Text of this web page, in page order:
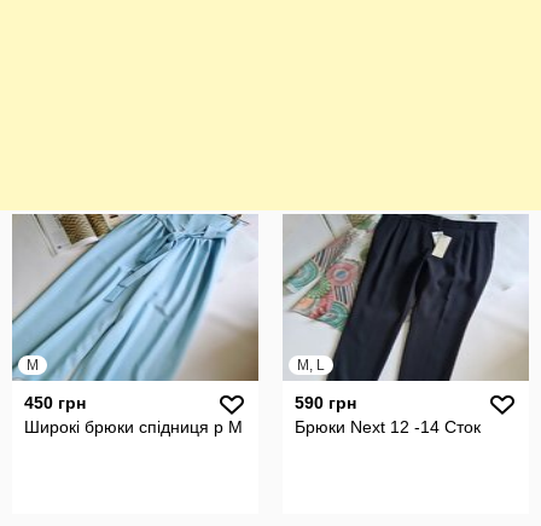
M
450 грн
Широкі брюки спідниця р М
M, L
590 грн
Брюки Next 12 -14 Сток